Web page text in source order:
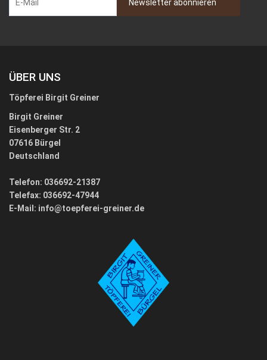
ÜBER UNS
Töpferei Birgit Greiner
Birgit Greiner
Eisenberger Str. 2
07616 Bürgel
Deutschland
Telefon: 036692-21387
Telefax: 036692-47944
E-Mail: info@toepferei-greiner.de